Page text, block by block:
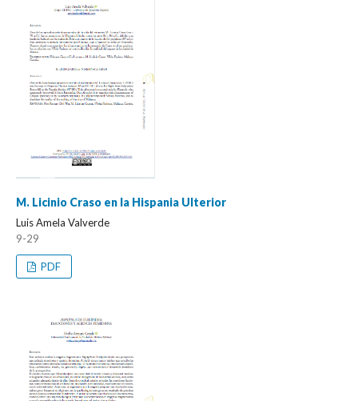
M. Licinio Craso en la Hispania Ulterior
Luis Amela Valverde
9-29
PDF